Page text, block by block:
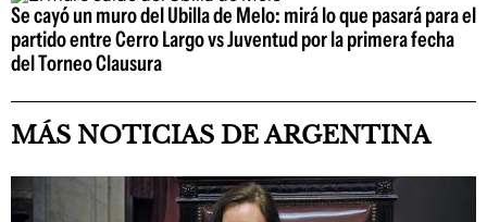
Se cayó un muro del Ubilla de Melo: mirá lo que pasará para el
partido entre Cerro Largo vs Juventud por la primera fecha
del Torneo Clausura
MÁS NOTICIAS DE ARGENTINA